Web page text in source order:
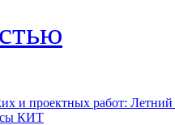
и проектных работ: Летний
КИТ